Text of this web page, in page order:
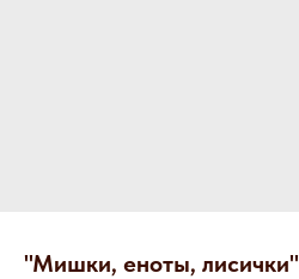
"Мишки, еноты, лисички"